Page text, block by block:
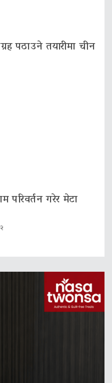
पठाउने तयारीमा चीन
गरेर मेटा